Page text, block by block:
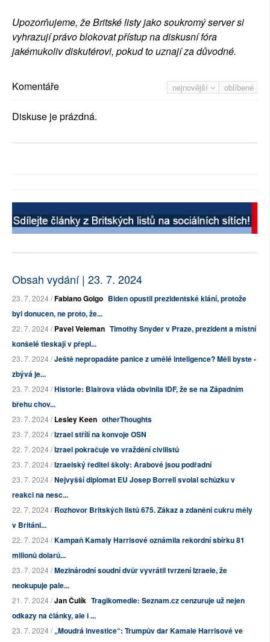
Upozorňujeme, že Britské listy jako soukromý server si
vyhrazují právo blokovat přístup na diskusní fóra
jakémukoliv diskutérovi, pokud to uznají za důvodné.
nejnovější oblíbené
Komentáře
Diskuse je prázdná.
Obsah vydání | 23. 7. 2024
23. 7. 2024 /Fabiano Golgo Biden opustil prezidentské klání, protože
byl donucen, ne proto, že...
22. 7. 2024 /Pavel Veleman Timothy Snyder v Praze, prezident a místní
konšelé tleskají v přepl...
23. 7. 2024 /Ještě nepropadáte panice z umělé inteligence? Měli byste -
zbývá je...
23. 7. 2024 /Historie: Blairova vláda obvinila IDF, že se na Západním
břehu chov...
23. 7. 2024 /Lesley Keen otherThoughts
23. 7. 2024 /Izrael střílí na konvoje OSN
22. 7. 2024 /Izrael pokračuje ve vraždění civilistů
23. 7. 2024 /Izraelský ředitel školy: Arabové jsou podřadní
23. 7. 2024 /Nejvyšší diplomat EU Josep Borrell svolal schůzku v
reakci na nesc...
22. 7. 2024 /Rozhovor Britských listů 675. Zákaz a zdanění cukru měly
v Británi...
22. 7. 2024 /Kampaň Kamaly Harrisové oznámila rekordní sbírku 81
milionů dolarů...
23. 7. 2024 /Mezinárodní soudní dvůr vyvrátil tvrzení Izraele, že
neokupuje pale...
21. 7. 2024 /Jan Čulík Tragikomedie: Seznam.cz cenzuruje už nejen
odkazy na články, ale i ...
23. 7. 2024 /„Moudrá investice“: Trumpův dar Kamale Harrisové ve